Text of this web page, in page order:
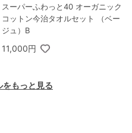
スーパーふわっと40 オーガニック
コットン今治タオルセット （ベー
ジュ）B
11,000円
をもっと見る